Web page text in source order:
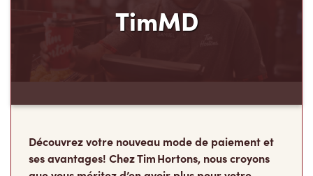
Découvrez votre nouveau mode de paiement et
que vous méritez d’en avoir plus pour votre
argent. C’est pourquoi nous avons créé
Finances TimMD. Avec la Carte de crédit TimMD,